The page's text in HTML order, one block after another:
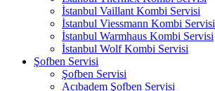
İstanbul Vaillant Kombi Servisi
İstanbul Viessmann Kombi Servisi
İstanbul Warmhaus Kombi Servisi
İstanbul Wolf Kombi Servisi
Şofben Servisi
Şofben Servisi
Acıbadem Şofben Servisi